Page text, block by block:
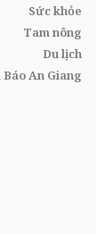
Sức khỏe
Tam nông
Du lịch
An Giang